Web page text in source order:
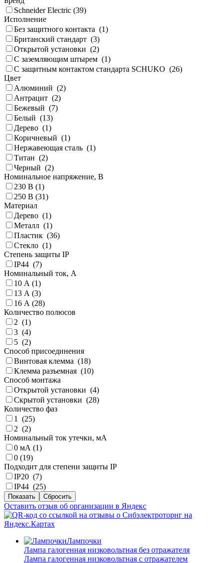
Schneider Electric (39)
Исполнение
Без защитного контакта (1)
Британский стандарт (3)
Открытой установки (2)
С заземляющим штырем (1)
С защитным контактом стандарта SCHUKO (26)
Цвет
Алюминий (2)
Антрацит (2)
Бежевый (7)
Белый (13)
Дерево (1)
Коричневый (1)
Нержавеющая сталь (1)
Титан (2)
Черный (2)
Номинальное напряжение, В
230 В (1)
250 В (31)
Материал
Дерево (1)
Металл (1)
Пластик (36)
Стекло (1)
Степень защиты IP
IP44 (7)
Номинальный ток, А
10 А (1)
13 А (3)
16 А (28)
Количество полюсов
2 (1)
3 (4)
5 (2)
Способ присоединения
Винтовая клемма (18)
Клемма разъемная (10)
Способ монтажа
Открытой установки (4)
Скрытой установки (28)
Количество фаз
1 (25)
2 (2)
Номинальный ток утечки, мА
0 мА (1)
0 (19)
Подходит для степени защиты IP
IP20 (7)
IP44 (25)
Оставить отзыв об организации в Яндекс
Лампочки
Лампа галогенная низковольтная без отражателя
Лампа галогенная низковольтная с отражателем